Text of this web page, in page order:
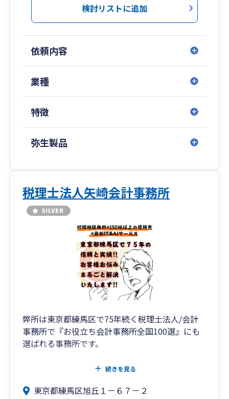
オンライン会計の導入支援、オンラインでの対応
税務上のアドバイスだけでなく、保険や資産、相
続対策等、ファイナンシャルプランナーとして
も、お客様の様々なお悩みに多角的にアドバイス
コミュニケーションと信頼関係を第一に、お客様
の経営、会計業務を全力でサポートするととも
に、お客様の目標の実現に向けたサービスの提供
ます。お気軽にご相談ください。
検討リストに追加
依頼内容
業種
特徴
弥生製品
税理士法人矢崎会計事務所
弊所は東京都練馬区で75年続く税理士法人/会計
事務所で『お役立ち会計事務所全国100選』にも
選ばれる事務所です。
対するお悩みをまるごと解決できるように、150
続きを見る
東京都練馬区旭丘１－６７－２